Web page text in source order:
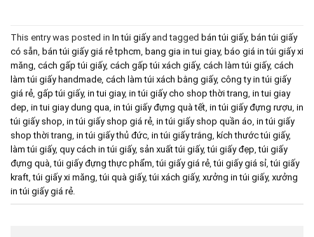
This entry was posted in In túi giấyand tagged bán túi giấy, bán túi giấy
có sẵn bán túi giấy giá rẻ tphcm bang gia in tui giay, báo giá in túi giấy xi
măng cách gấp túi giấy, cách gấp túi xách giấy, cách làm túi giấy, cách
làm túi giấy handmade cách làm túi xách bằng giấy, công ty in túi giấy
giá rẻ gấp túi giấy, in tui giay, in túi giấy cho shop thời trang in tui giay
dep in tui giay dung qua in túi giấy đựng quà tết in túi giấy đựng rượu in
túi giấy shop in túi giấy shop giá rẻ in túi giấy shop quần áo in túi giấy
shop thời trang in túi giấy thủ đức in túi giấy trắng kích thước túi giấy,
làm túi giấy, quy cách in túi giấy, sản xuất túi giấy,túi giấy đẹp ,túi giấy
đựng quà ,túi giấy đựng thực phẩm ,túi giấy giá rẻ ,túi giấy giá sỉ ,túi giấy
kraft ,túi giấy xi măng ,túi quà giấy,túi xách giấy, xưởng in túi giấy, xưởng
in túi giấy giá rẻ